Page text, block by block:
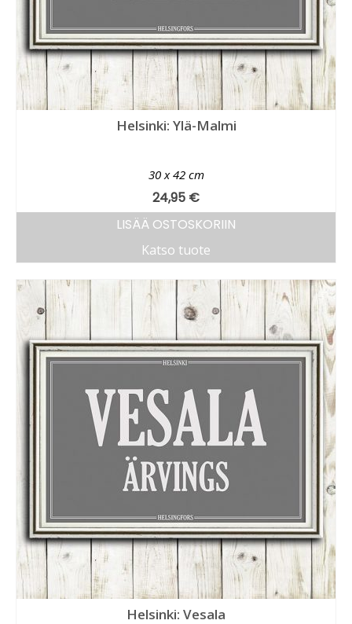
Helsinki: Ylä-Malmi
30 x 42 cm
24,95 €
LISÄÄ OSTOSKORIIN
Katso tuote
Helsinki: Vesala